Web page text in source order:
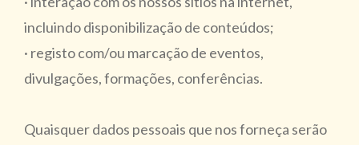
incluindo disponibilização de conteúdos;
· registo com/ou marcação de eventos,
divulgações, formações, conferências.
Quaisquer dados pessoais que nos forneça serão